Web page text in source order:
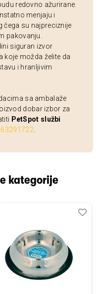
redovno ažurirane.
menjaju i
čega su najpreciznije
pakovanju.
siguran izvor
koje možda želite da
i hranljivim
sa ambalaže
dobar izbor za
PetSpot službi
kategorije